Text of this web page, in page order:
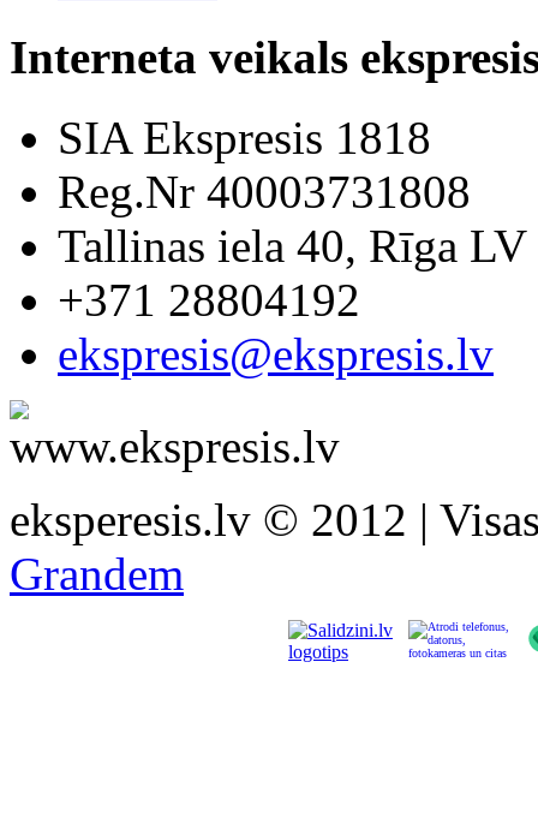
Interneta veikals
SIA Ekspresis 1818
Reg.Nr 40003731808
Tallinas iela 40, Rīga LV
+371 28804192
ekspresis@ekspresis.lv
eksperesis.lv © 2012 |
Grandem